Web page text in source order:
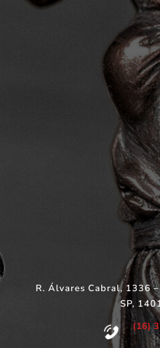
R. Álvares Cabral, 1336
SP,
(16)